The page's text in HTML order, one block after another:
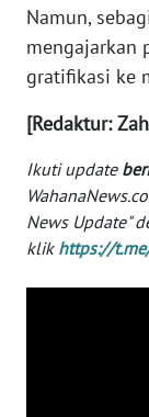
Namun,
mengajarkan
gratifikasi ke
[Redaktur:
Ikuti update
News Update"
klik https://
NTT
WN
WN
PAPUA
WN
BARAT